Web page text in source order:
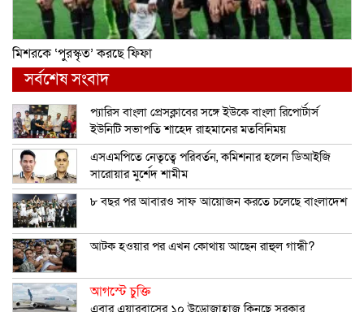
মিশরকে ‘পুরস্কৃত’ করছে ফিফা
সর্বশেষ সংবাদ
প্যারিস বাংলা প্রেসক্লাবের সঙ্গে ইউকে বাংলা রিপোর্টার্স
ইউনিটি সভাপতি শাহেদ রাহমানের মতবিনিময়
এসএমপিতে নেতৃত্বে পরিবর্তন, কমিশনার হলেন ডিআইজি
সারোয়ার মুর্শেদ শামীম
৮ বছর পর আবারও সাফ আয়োজন করতে চলেছে বাংলাদেশ
আটক হওয়ার পর এখন কোথায় আছেন রাহুল গান্ধী?
আগস্টে চুক্তি
এবার এয়ারবাসের ১০ উড়োজাহাজ কিনছে সরকার